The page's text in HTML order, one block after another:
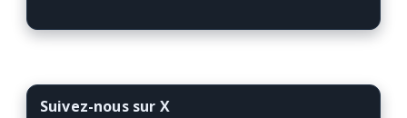
Suivez-nous sur X